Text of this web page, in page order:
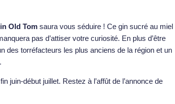
Old Tom saura vous séduire ! Ce gin sucré au miel
pas d’attiser votre curiosité. En plus d’être
des torréfacteurs les plus anciens de la région et un
juin-début juillet. Restez à l’affût de l’annonce de